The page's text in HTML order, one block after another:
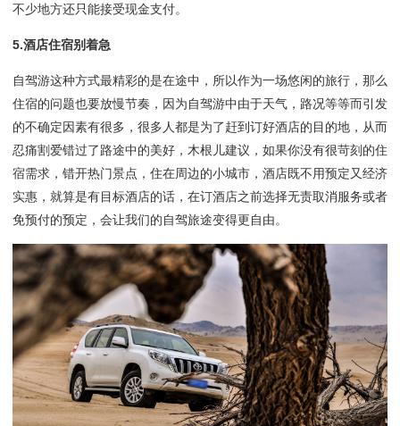
不少地方还只能接受现金支付。
5.酒店住宿别着急
自驾游这种方式最精彩的是在途中，所以作为一场悠闲的旅行，那么
住宿的问题也要放慢节奏，因为自驾游中由于天气，路况等等而引发
的不确定因素有很多，很多人都是为了赶到订好酒店的目的地，从而
忍痛割爱错过了路途中的美好，木根儿建议，如果你没有很苛刻的住
宿需求，错开热门景点，住在周边的小城市，酒店既不用预定又经济
实惠，就算是有目标酒店的话，在订酒店之前选择无责取消服务或者
免预付的预定，会让我们的自驾旅途变得更自由。